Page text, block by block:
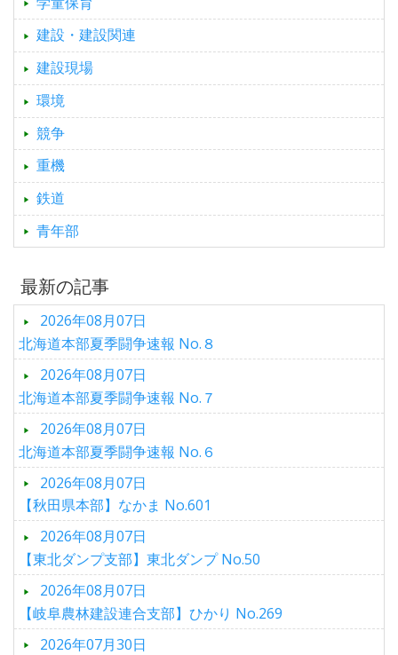
建設・建設関連
建設現場
環境
競争
重機
鉄道
青年部
最新の記事
2026年08月07日
北海道本部夏季闘争速報 No.８
2026年08月07日
北海道本部夏季闘争速報 No.７
2026年08月07日
北海道本部夏季闘争速報 No.６
2026年08月07日
【秋田県本部】なかま No.601
2026年08月07日
【東北ダンプ支部】東北ダンプ No.50
2026年08月07日
【岐阜農林建設連合支部】ひかり No.269
2026年07月30日